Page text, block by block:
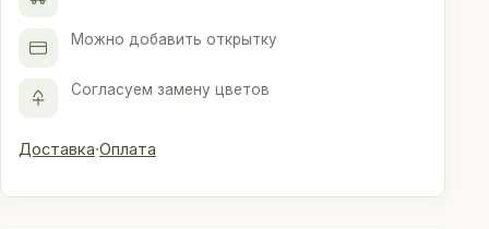
Можно добавить открытку
Согласуем замену цветов
Доставка·Оплата